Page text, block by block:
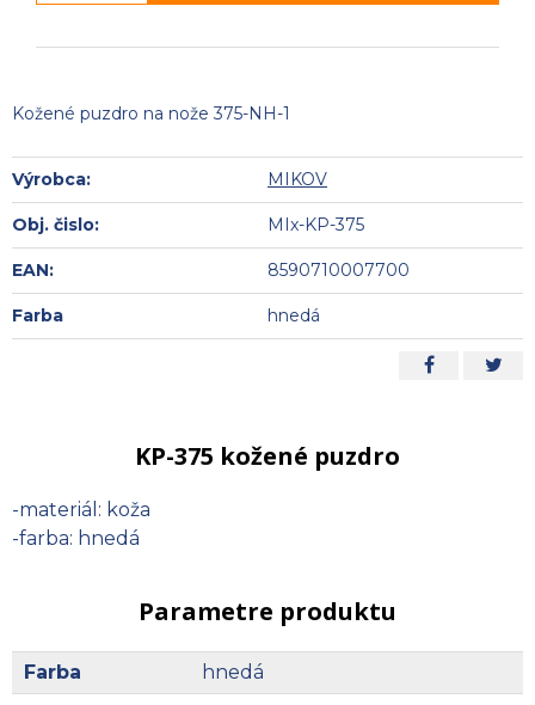
Kožené puzdro na nože 375-NH-1
Výrobca: MIKOV
Obj. čislo: MIx-KP-375
EAN: 8590710007700
Farba hnedá
KP-375 kožené puzdro
-materiál: koža
-farba: hnedá
Parametre produktu
Farba hnedá